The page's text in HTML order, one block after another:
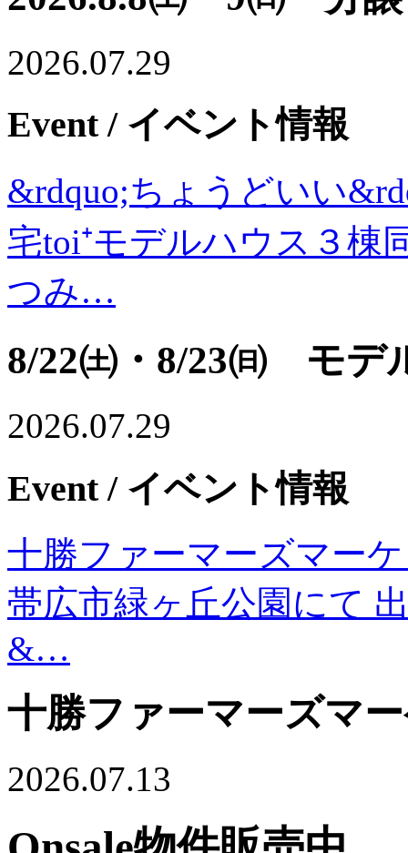
2026.07.29
Event/ イベント情報
&rdquo;ちょうどいい
宅toi⁺モデルハウス３棟
つみ…
8/22㈯・8/23㈰ モデ
2026.07.29
Event/ イベント情報
十勝ファーマーズマー
帯広市緑ヶ丘公園にて
&…
十勝ファーマーズマ
2026.07.13